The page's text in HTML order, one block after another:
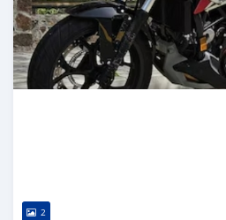
2